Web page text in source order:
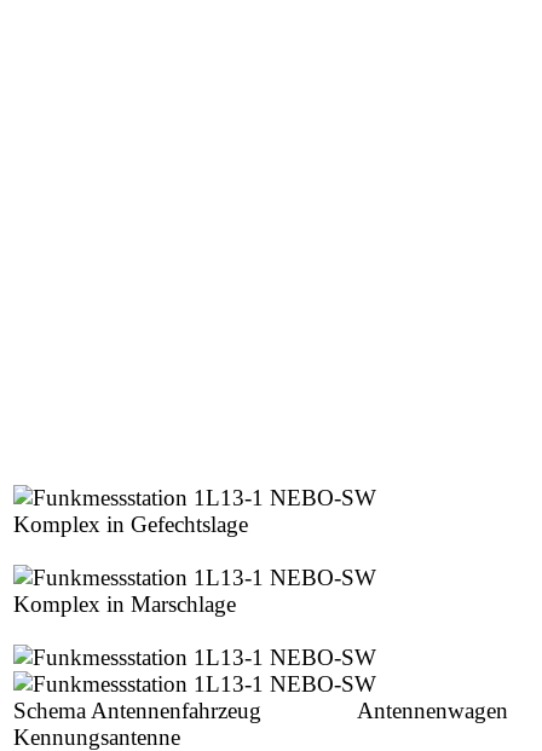
Komplex in Gefechtslage
Komplex in Marschlage
Schema Antennenfahrzeug Antennenwagen
Kennungsantenne